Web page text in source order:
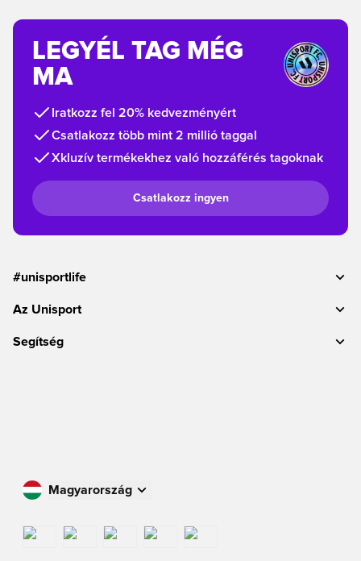
LEGYÉL TAG MÉG
MA
Iratkozz fel 20% kedvezményért
Csatlakozz több mint 2 millió taggal
Xkluzív termékekhez való hozzáférés tagoknak
Csatlakozz ingyen
#unisportlife
Az Unisport
Segítség
Magyarország